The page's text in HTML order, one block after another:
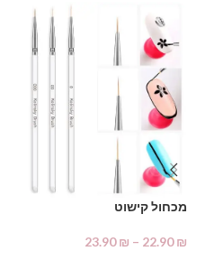
מכחול קישוט
22.90₪
–
23.90₪